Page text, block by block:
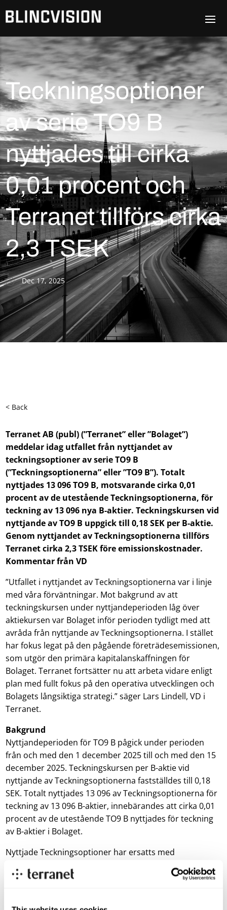
Teckningsoptioner
av serie TO9 B
nyttjades till cirka
0,01 procent och
Terranet tillförs cirka
2,3 TSEK
Dec 17, 2025
< Back
Terranet AB (publ) (”Terranet” eller ”Bolaget”)
meddelar idag utfallet från nyttjandet av
teckningsoptioner av serie TO9 B
(”Teckningsoptionerna” eller ”TO9 B”). Totalt
nyttjades 13 096 TO9 B, motsvarande cirka 0,01
procent av de utestående Teckningsoptionerna, för
teckning av 13 096 nya B-aktier. Teckningskursen vid
nyttjande av TO9 B uppgick till 0,18 SEK per B-aktie.
Genom nyttjandet av Teckningsoptionerna tillförs
Terranet cirka 2,3 TSEK före emissionskostnader.
Kommentar från VD
”Utfallet i nyttjandet av Teckningsoptionerna var i linje
med våra förväntningar. Mot bakgrund av att
teckningskursen under nyttjandeperioden låg över
aktiekursen var Bolaget inför perioden tydligt med att
avråda från nyttjande av Teckningsoptionerna. I stället
har fokus legat på den pågående företrädesemissionen,
som utgör den primära kapitalanskaffningen för
Bolaget. Terranet fortsätter nu att arbeta vidare enligt
plan med fullt fokus på den operativa utvecklingen och
Bolagets långsiktiga strategi.” säger Lars Lindell, VD i
Terranet.
Bakgrund
Nyttjandeperioden för TO9 B pågick under perioden
från och med den 1 december 2025 till och med den 15
december 2025. Teckningskursen per B-aktie vid
nyttjande av Teckningsoptionerna fastställdes till 0,18
SEK. Totalt nyttjades 13 096 av Teckningsoptionerna för
teckning av 13 096 B-aktier, innebärandes att cirka 0,01
procent av de utestående TO9 B nyttjades för teckning
av B-aktier i Bolaget.
Nyttjade Teckningsoptioner har ersatts med
interimsaktier (IA) i väntan på registrering vid
Bolagsverket. Omvandlingen av interimsaktier till aktier